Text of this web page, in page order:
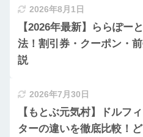
2026年8月1日
【2026年最新】ららぽー
法！割引券・クーポン・
説
2026年7月30日
【もとぶ元気村】ドルフ
ターの違いを徹底比較！